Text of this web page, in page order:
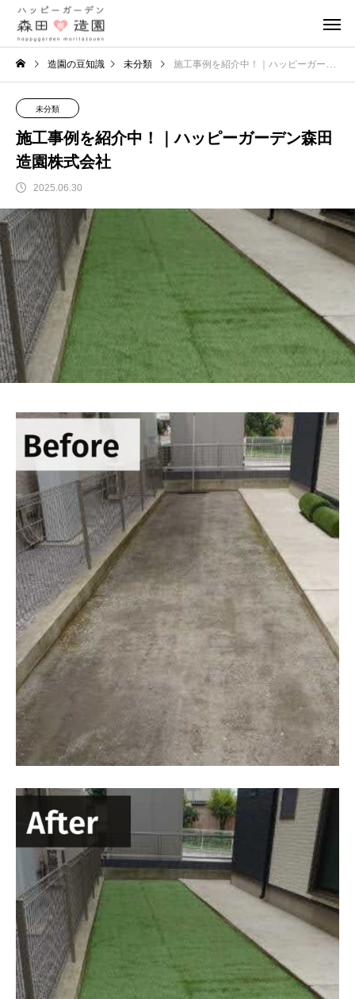
造園の豆知識 未分類 施工事例を紹介中！｜ハッピーガーデン森田造園株式会社
未分類
施工事例を紹介中！｜ハッピーガーデン森田
造園株式会社
2025.06.30